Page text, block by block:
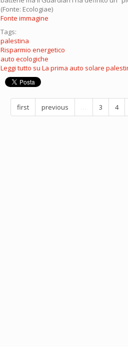
(Fonte: Ecologiae)
Fonte immagine
Tags:
palestina
Risparmio energetico
auto ecologiche
Leggi tutto su La prima auto solare
first previous … 3 4